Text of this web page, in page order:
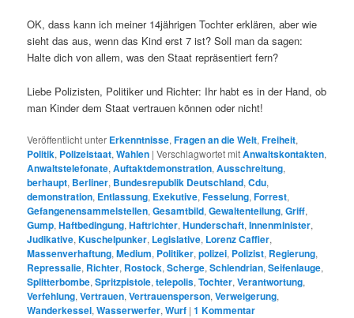
OK, dass kann ich meiner 14jährigen Tochter erklären, aber wie
sieht das aus, wenn das Kind erst 7 ist? Soll man da sagen:
Halte dich von allem, was den Staat repräsentiert fern?
Liebe Polizisten, Politiker und Richter: Ihr habt es in der Hand, ob
man Kinder dem Staat vertrauen können oder nicht!
Veröffentlicht unter Erkenntnisse,Fragen an die Welt,Freiheit,
Politik, Polizeistaat,Wahlen |Verschlagwortet mitAnwaltskontakten,
Anwaltstelefonate,Auftaktdemonstration,Ausschreitung,
berhaupt, Berliner, Bundesrepublik Deutschland,Cdu,
demonstration, Entlassung, Exekutive,Fesselung,Forrest,
Gefangenensammelstellen,Gesamtbild,Gewaltenteilung,Griff,
Gump,Haftbedingung,Haftrichter,Hunderschaft,Innenminister,
Judikative,Kuschelpunker, Legislative, Lorenz Caffier,
Massenverhaftung,Medium, Politiker,polizei, Polizist, Regierung,
Repressalie, Richter, Rostock,Scherge,Schlendrian,Seifenlauge,
Splitterbombe,Spritzpistole,telepolis,Tochter,Verantwortung,
Verfehlung,Vertrauen,Vertrauensperson,Verweigerung,
Wanderkessel,Wasserwerfer,Wurf |1 Kommentar